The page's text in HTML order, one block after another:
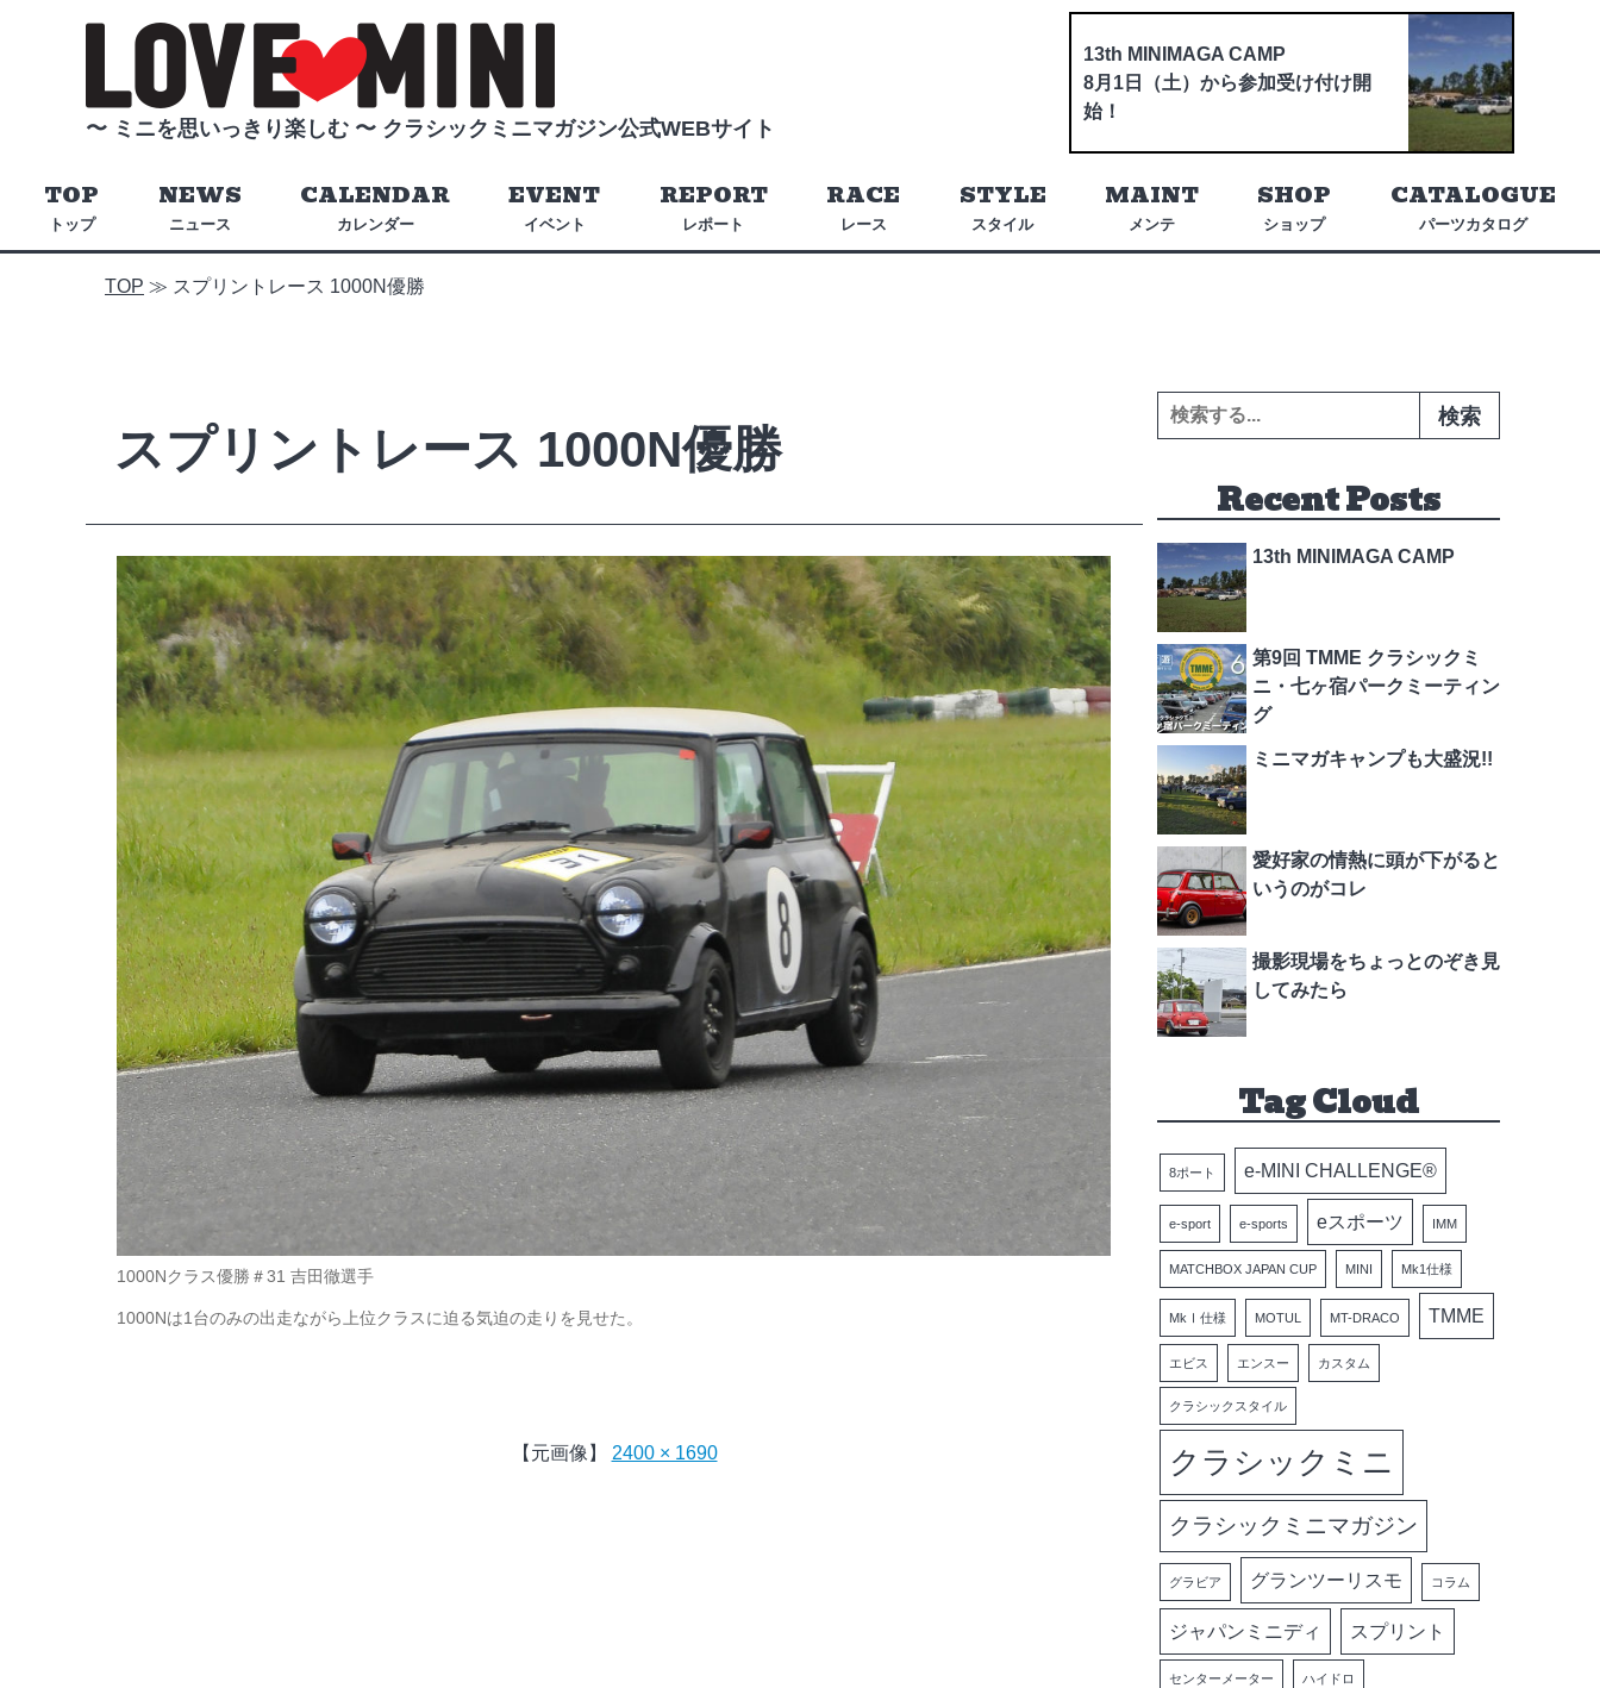
〜 ミニを思いっきり楽しむ 〜 クラシックミニマガジン公式WEBサイト
13th MINIMAGA CAMP
8月1日（土）から参加受け付け開
始！
トップ
TOP
ニュース
NEWS
カレンダー
CALENDAR
イベント
EVENT
レポート
REPORT
レース
RACE
スタイル
STYLE
メンテ
MAINT
ショップ
SHOP
パーツカタログ
CATALOGUE
TOP ≫ スプリントレース 1000N優勝
スプリントレース 1000N優勝
1000Nクラス優勝＃31 吉田徹選手
1000Nは1台のみの出走ながら上位クラスに迫る気迫の走りを見せた。
【元画像】 2400 × 1690
検索:
Recent Posts
13th MINIMAGA CAMP
第9回 TMME クラシックミ
ニ・七ヶ宿パークミーティン
グ
ミニマガキャンプも大盛況!!
愛好家の情熱に頭が下がると
いうのがコレ
撮影現場をちょっとのぞき見
してみたら
Tag Cloud
8ポート e-MINI CHALLENGE®
e-sport e-sports eスポーツ IMM
MATCHBOX JAPAN CUP MINI Mk1仕様
MkⅠ仕様 MOTUL MT-DRACO TMME
エビス エンスー カスタム
クラシックスタイル
クラシックミニ
クラシックミニマガジン
グラビア グランツーリスモ コラム
ジャパンミニディ スプリント
センターメーター ハイドロ